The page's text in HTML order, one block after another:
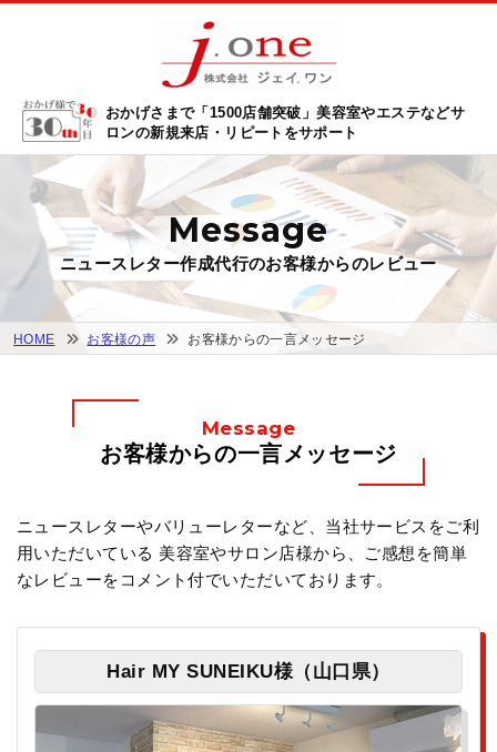
おかげさまで「1500店舗突破」美容室やエステなどサ
ロンの新規来店・リピートをサポート
Message
ニュースレター作成代行のお客様からのレビュー
HOME お客様の声 お客様からの一言メッセージ
Message
お客様からの一言メッセージ
ニュースレターやバリューレターなど、当社サービスをご利
用いただいている 美容室やサロン店様から、ご感想を簡単
なレビューをコメント付でいただいております。
Hair MY SUNEIKU様（山口県）